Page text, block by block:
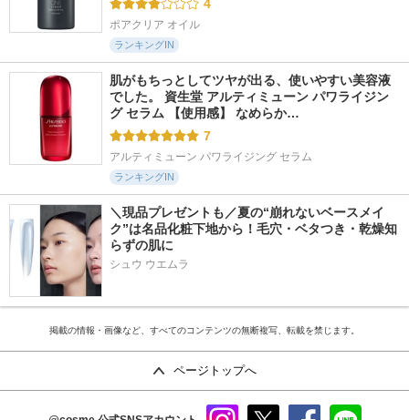
4
ポアクリア オイル
ランキングIN
肌がもちっとしてツヤが出る、使いやすい美容液
でした。 資生堂 アルティミューン パワライジン
グ セラム 【使用感】 なめらか…
7
アルティミューン パワライジング セラム
ランキングIN
＼現品プレゼントも／夏の“崩れないベースメイ
ク”は名品化粧下地から！毛穴・ベタつき・乾燥知
らずの肌に
シュウ ウエムラ
掲載の情報・画像など、すべてのコンテンツの無断複写、転載を禁じます。
ページトップへ